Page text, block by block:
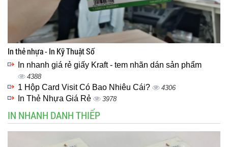
In thẻ nhựa - In Kỹ Thuật Số
In nhanh giá rẻ giấy Kraft - tem nhãn dán sản phẩm
4388
1 Hộp Card Visit Có Bao Nhiêu Cái? 4306
In Thẻ Nhựa Giá Rẻ 3978
IN NHANH DANH THIẾP